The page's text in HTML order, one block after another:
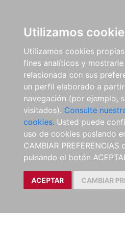
Utilizamos
Utilizamos cookies
fines analíticos y
relacionada con sus
un perfil elaborado a
navegación (por ejemplo,
visitados). Consulte
cookies. Usted puede
uso de cookies puslando
CAMBIAR
pulsando el botón
ACEPTAR CAMBIAR